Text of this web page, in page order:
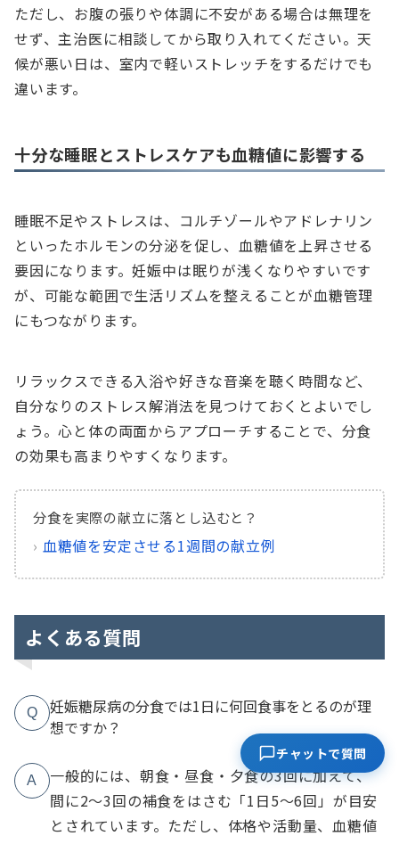
ただし、お腹の張りや体調に不安がある場合は無理を
せず、主治医に相談してから取り入れてください。天
候が悪い日は、室内で軽いストレッチをするだけでも
違います。
十分な睡眠とストレスケアも血糖値に影響する
睡眠不足やストレスは、コルチゾールやアドレナリン
といったホルモンの分泌を促し、血糖値を上昇させる
要因になります。妊娠中は眠りが浅くなりやすいです
が、可能な範囲で生活リズムを整えることが血糖管理
にもつながります。
リラックスできる入浴や好きな音楽を聴く時間など、
自分なりのストレス解消法を見つけておくとよいでし
ょう。心と体の両面からアプローチすることで、分食
の効果も高まりやすくなります。
分食を実際の献立に落とし込むと？
› 血糖値を安定させる1週間の献立例
よくある質問
Q
妊娠糖尿病の分食では1日に何回食事をとるのが理
想ですか？
A
一般的には、朝食・昼食・夕食の3回に加えて、
間に2〜3回の補食をはさむ「1日5〜6回」が目安
とされています。ただし、体格や活動量、血糖値
チャットで質問